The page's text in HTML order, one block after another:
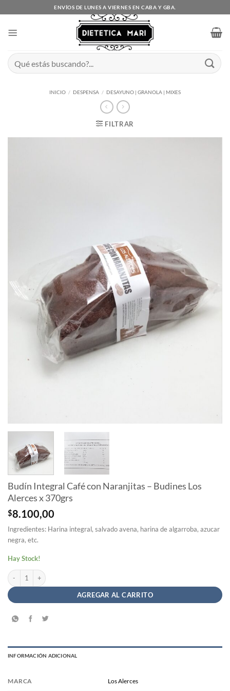
al
ENVÍOS DE LUNES A VIERNES EN CABA Y GBA.
Buscar
por:
INICIO / DESPENSA / DESAYUNO | GRANOLA | MIXES
FILTRAR
Budín Integral Café con Naranjitas – Budines Los
Alerces x 370grs
$8.100,00
Ingredientes: Harina integral, salvado avena, harina de algarroba, azucar
negra, etc.
Hay Stock!
Budín Integral Café con Naranjitas - Budines Los Alerces x 370grs cantidad
AGREGAR AL CARRITO
INFORMACIÓN ADICIONAL
MARCA Los Alerces